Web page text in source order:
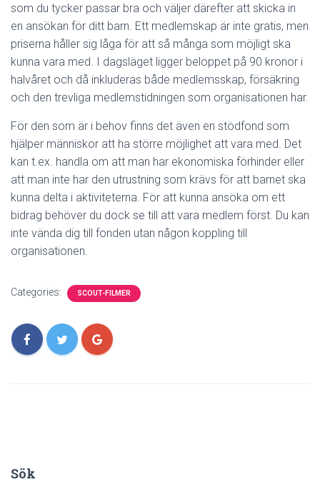
som du tycker passar bra och väljer därefter att skicka in
en ansökan för ditt barn. Ett medlemskap är inte gratis, men
priserna håller sig låga för att så många som möjligt ska
kunna vara med. I dagsläget ligger beloppet på 90 kronor i
halvåret och då inkluderas både medlemsskap, försäkring
och den trevliga medlemstidningen som organisationen har.
För den som är i behov finns det även en stödfond som
hjälper människor att ha större möjlighet att vara med. Det
kan t.ex. handla om att man har ekonomiska förhinder eller
att man inte har den utrustning som krävs för att barnet ska
kunna delta i aktiviteterna. För att kunna ansöka om ett
bidrag behöver du dock se till att vara medlem först. Du kan
inte vända dig till fonden utan någon koppling till
organisationen.
Categories: SCOUT-FILMER
Sök